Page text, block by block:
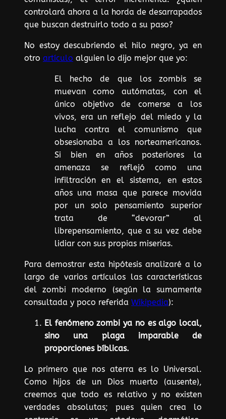
controlará ahora a la horda de desarrapados
que buscan destruirlo todo a su paso?
No estoy descubriendo el hilo negro, ya en
otro artículo alguien lo dijo mejor que yo:
El hecho de que los zombis se
muevan como autómatas, con el
único objetivo de comerse a los
vivos, era un reflejo del miedo y la
lucha contra el comunismo que
obsesionaba a los norteamericanos.
Si bien en años posteriores la
amenaza se reflejó como una
infiltración en el sistema, en estos
años una masa que parece movida
por un solo pensamiento superior
trata de “devorar” al
librepensamiento, que a su vez debe
lidiar con sus propias miserias.
Para demostrar esta hipótesis analizaré a lo
largo de varios artículos las características
del zombi moderno (según la sumamente
consultada y poco referida Wikipedia):
El fenómeno zombi ya no es algo local,
sino una plaga imparable de
proporciones bíblicas.
Lo primero que nos aterra es lo Universal.
Como hijos de un Dios muerto (ausente),
creemos que todo es relativo y no existen
verdades absolutas; pues quien crea lo